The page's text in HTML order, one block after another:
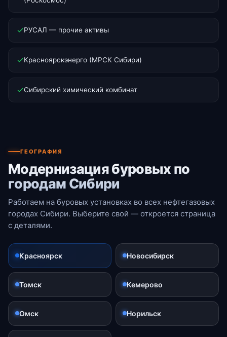
РУСАЛ — прочие активы
Красноярскэнерго (МРСК Сибири)
Сибирский химический комбинат
ГЕОГРАФИЯ
Модернизация буровых по
городам Сибири
Работаем на буровых установках во всех нефтегазовых
городах Сибири. Выберите свой — откроется страница
с деталями.
Красноярск Новосибирск
Томск Кемерово
Омск Норильск